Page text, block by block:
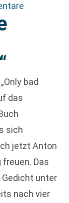
bad
das
sich
jetzt Anton
freuen. Das
unter
nach vier